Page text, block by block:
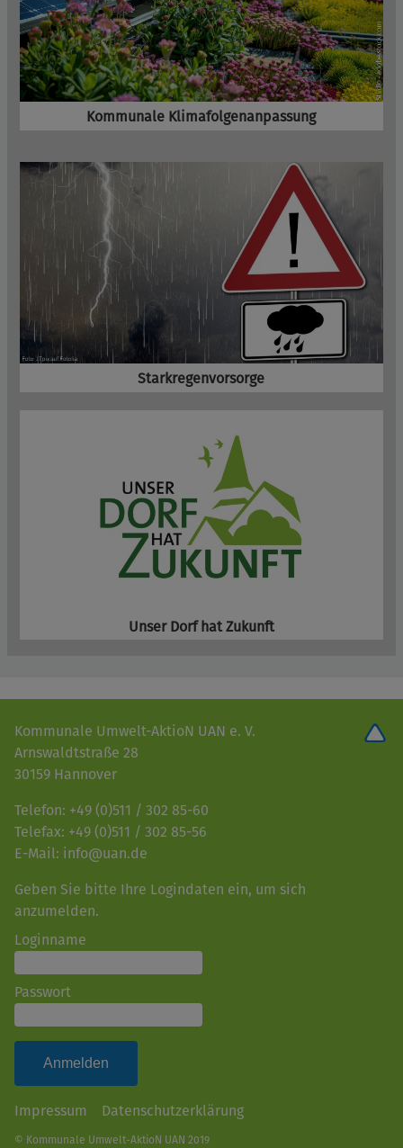
Kommunale Klimafolgenanpassung
Starkregenvorsorge
Unser Dorf hat Zukunft
Kommunale Umwelt-AktioN UAN e. V.
Arnswaldtstraße 28
30159 Hannover
Telefon: +49 (0)511 / 302 85-60
Telefax: +49 (0)511 / 302 85-56
E-Mail: info@uan.de
Geben Sie bitte Ihre Logindaten ein, um sich
anzumelden.
Loginname
Passwort
Impressum Datenschutzerklärung
© Kommunale Umwelt-AktioN UAN 2019